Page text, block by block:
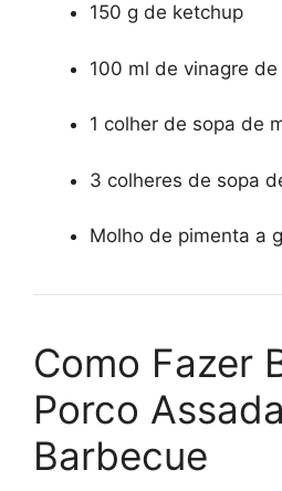
150 g de ketchup
100 ml de vinagre de
1 colher de sopa de
3 colheres de sopa
Molho de pimenta a
Como Fazer
Porco
Barbecue